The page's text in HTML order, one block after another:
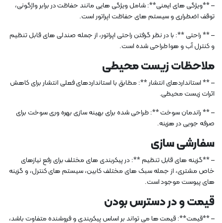
– **ویژگی های ایمنی**: شامل ویژگی هایی مانند حفاظت در برابر واژگونی،
توقف اضطراری و سیستم های حفاظت اپراتور است.
– ** راحتی **: با در نظر گرفتن راحتی اپراتور، از جمله صندلی های قابل تنظیم
و کنترل آب و هوا طراحی شده است.
ملاحظات زیست محیطی
– ** استانداردهای انتشار **: مطابق با استانداردهای فعلی انتشار برای کاهش
اثرات زیست محیطی.
– ** راندمان سوخت **: طراحی شده برای بهینه سازی بهره وری سوخت برای
صرفه جویی در هزینه.
سفارشی سازی
– **گزینه های قابل تنظیم **: در پیکربندی های مختلف برای رفع نیازهای
خاص مشتری، از جمله سبک های مختلف کابین، سیستم های کنترل، و گزینه
های پیوست موجود است.
قیمت و در دسترس بودن
– **قیمت**: قیمت ها می تواند بر اساس پیکربندی و فروشنده متفاوت باشد،